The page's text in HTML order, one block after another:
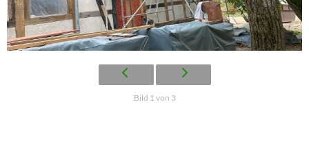
Bild 1 von 3